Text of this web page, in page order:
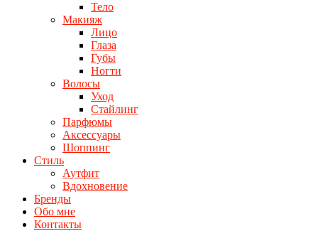
Тело
Макияж
Лицо
Глаза
Губы
Ногти
Волосы
Уход
Стайлинг
Парфюмы
Аксессуары
Шоппинг
Стиль
Аутфит
Вдохновение
Бренды
Обо мне
Контакты